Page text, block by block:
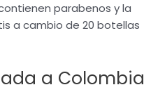
parabenos y la
a cambio de 20 botellas
a Colombia